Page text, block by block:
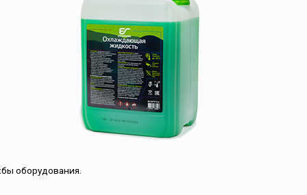
оборудования.